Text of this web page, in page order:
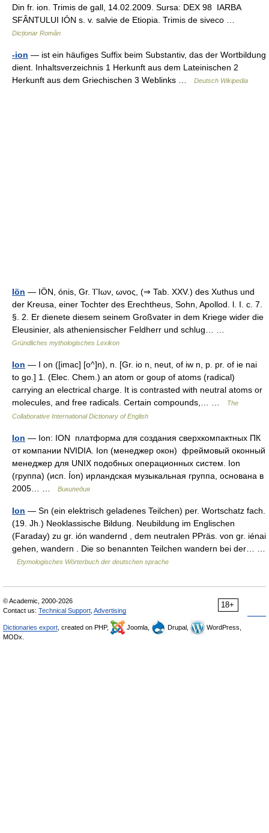
Din fr. ion. Trimis de gall, 14.02.2009. Sursa: DEX 98 IARBA
SFÂNTULUI IÓN s. v. salvie de Etiopia. Trimis de siveco …
Dicționar Român
-ion — ist ein häufiges Suffix beim Substantiv, das der Wortbildung
dient. Inhaltsverzeichnis 1 Herkunft aus dem Lateinischen 2
Herkunft aus dem Griechischen 3 Weblinks …
Deutsch Wikipedia
Iön — IÖN, ónis, Gr. ἸἼων, ωνος, (⇒ Tab. XXV.) des Xuthus und
der Kreusa, einer Tochter des Erechtheus, Sohn, Apollod. l. I. c. 7.
§. 2. Er dienete diesem seinem Großvater in dem Kriege wider die
Eleusinier, als atheniensischer Feldherr und schlug… …
Gründliches mythologisches Lexikon
Ion — I on ([imac] [o^]n), n. [Gr. io n, neut, of iw n, p. pr. of ie nai
to go.] 1. (Elec. Chem.) an atom or goup of atoms (radical)
carrying an electrical charge. It is contrasted with neutral atoms or
molecules, and free radicals. Certain compounds,… …
The
Collaborative International Dictionary of English
Ion — Ion: ION платформа для создания сверхкомпактных ПК
от компании NVIDIA. Ion (менеджер окон) фреймовый оконный
менеджер для UNIX подобных операционных систем. Ion
(группа) (исп. Íon) ирландская музыкальная группа, основана в
2005… …
Википедия
Ion — Sn (ein elektrisch geladenes Teilchen) per. Wortschatz fach.
(19. Jh.) Neoklassische Bildung. Neubildung im Englischen
(Faraday) zu gr. ión wandernd , dem neutralen PPräs. von gr. iénai
gehen, wandern . Die so benannten Teilchen wandern bei der… …
Etymologisches Wörterbuch der deutschen sprache
18+
© Academic, 2000-2026
Contact us: Technical Support Advertising
Dictionaries export , created on PHP, Joomla, Drupal,
WordPress,
MODx.